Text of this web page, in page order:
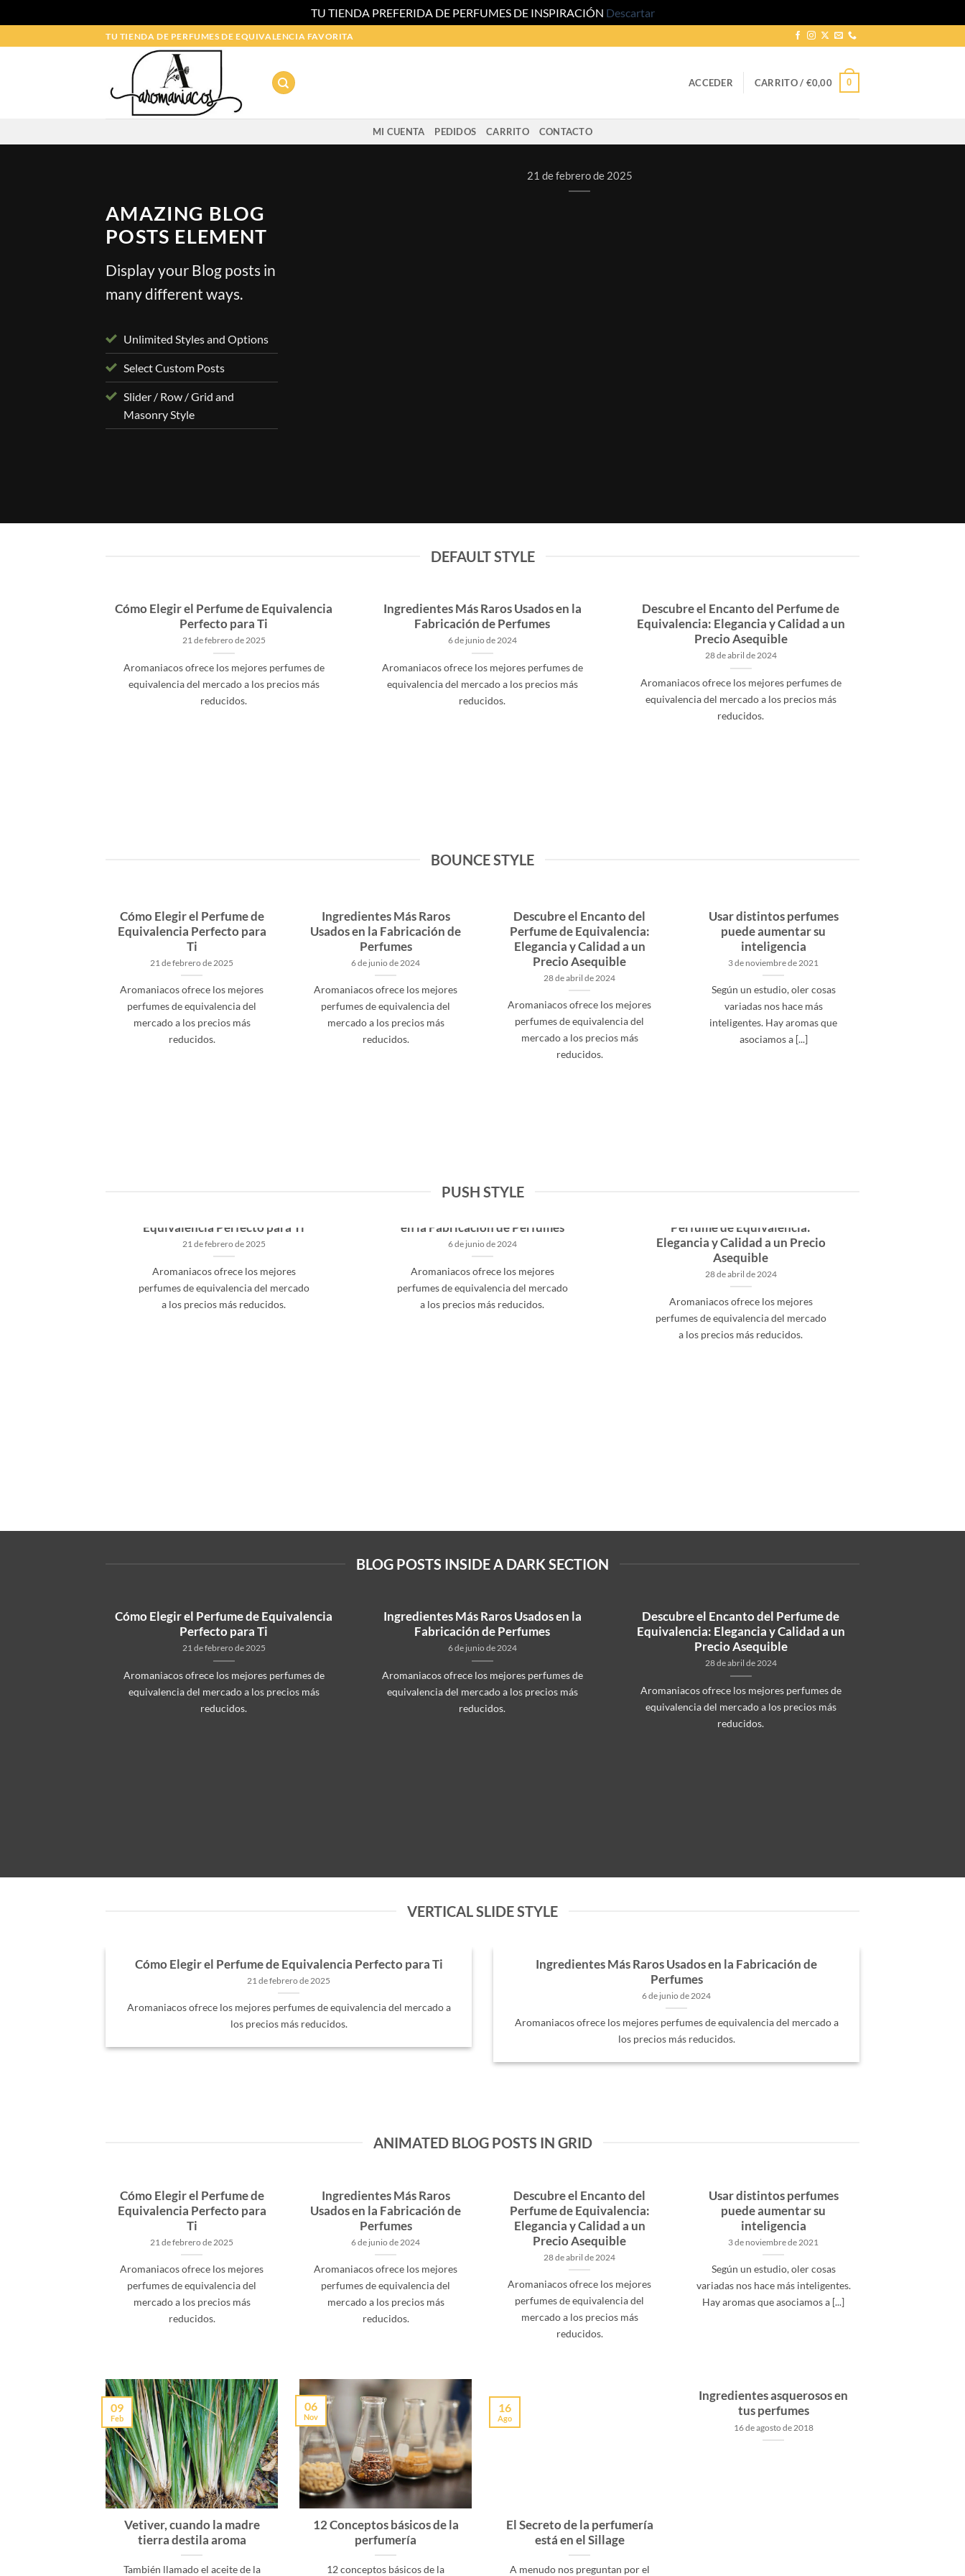
TU TIENDA PREFERIDA DE PERFUMES DE INSPIRACIÓN Descartar
al
TU TIENDA DE PERFUMES DE EQUIVALENCIA FAVORITA
ACCEDER CARRITO / €0,00 0
MI CUENTA PEDIDOS CARRITO CONTACTO
AMAZING BLOG
POSTS ELEMENT
Display your Blog posts in
many different ways.
Unlimited Styles and Options
Select Custom Posts
Slider / Row / Grid and
Masonry Style
ARTÍCULOS
21 de febrero de 2025
DEFAULT STYLE
Cómo Elegir el Perfume de Equivalencia
Perfecto para Ti
21 de febrero de 2025
Aromaniacos ofrece los mejores perfumes de
equivalencia del mercado a los precios más
reducidos.
Ingredientes Más Raros Usados en la
Fabricación de Perfumes
6 de junio de 2024
Aromaniacos ofrece los mejores perfumes de
equivalencia del mercado a los precios más
reducidos.
Descubre el Encanto del Perfume de
Equivalencia: Elegancia y Calidad a un
Precio Asequible
28 de abril de 2024
Aromaniacos ofrece los mejores perfumes de
equivalencia del mercado a los precios más
reducidos.
BOUNCE STYLE
Cómo Elegir el Perfume de
Equivalencia Perfecto para
Ti
21 de febrero de 2025
Aromaniacos ofrece los mejores
perfumes de equivalencia del
mercado a los precios más
reducidos.
Ingredientes Más Raros
Usados en la Fabricación de
Perfumes
6 de junio de 2024
Aromaniacos ofrece los mejores
perfumes de equivalencia del
mercado a los precios más
reducidos.
Descubre el Encanto del
Perfume de Equivalencia:
Elegancia y Calidad a un
Precio Asequible
28 de abril de 2024
Aromaniacos ofrece los mejores
perfumes de equivalencia del
mercado a los precios más
reducidos.
Usar distintos perfumes
puede aumentar su
inteligencia
3 de noviembre de 2021
Según un estudio, oler cosas
variadas nos hace más
inteligentes. Hay aromas que
asociamos a [...]
PUSH STYLE
Equivalencia Perfecto para Ti
21 de febrero de 2025
Aromaniacos ofrece los mejores
perfumes de equivalencia del mercado
a los precios más reducidos.
en la Fabricación de Perfumes
6 de junio de 2024
Aromaniacos ofrece los mejores
perfumes de equivalencia del mercado
a los precios más reducidos.
Perfume de Equivalencia:
Elegancia y Calidad a un Precio
Asequible
28 de abril de 2024
Aromaniacos ofrece los mejores
perfumes de equivalencia del mercado
a los precios más reducidos.
BLOG POSTS INSIDE A DARK SECTION
Cómo Elegir el Perfume de Equivalencia
Perfecto para Ti
21 de febrero de 2025
Aromaniacos ofrece los mejores perfumes de
equivalencia del mercado a los precios más
reducidos.
Ingredientes Más Raros Usados en la
Fabricación de Perfumes
6 de junio de 2024
Aromaniacos ofrece los mejores perfumes de
equivalencia del mercado a los precios más
reducidos.
Descubre el Encanto del Perfume de
Equivalencia: Elegancia y Calidad a un
Precio Asequible
28 de abril de 2024
Aromaniacos ofrece los mejores perfumes de
equivalencia del mercado a los precios más
reducidos.
VERTICAL SLIDE STYLE
Cómo Elegir el Perfume de Equivalencia Perfecto para Ti
21 de febrero de 2025
Aromaniacos ofrece los mejores perfumes de equivalencia del mercado a
los precios más reducidos.
Ingredientes Más Raros Usados en la Fabricación de
Perfumes
6 de junio de 2024
Aromaniacos ofrece los mejores perfumes de equivalencia del mercado a
los precios más reducidos.
ANIMATED BLOG POSTS IN GRID
Cómo Elegir el Perfume de
Equivalencia Perfecto para
Ti
21 de febrero de 2025
Aromaniacos ofrece los mejores
perfumes de equivalencia del
mercado a los precios más
reducidos.
Ingredientes Más Raros
Usados en la Fabricación de
Perfumes
6 de junio de 2024
Aromaniacos ofrece los mejores
perfumes de equivalencia del
mercado a los precios más
reducidos.
Descubre el Encanto del
Perfume de Equivalencia:
Elegancia y Calidad a un
Precio Asequible
28 de abril de 2024
Aromaniacos ofrece los mejores
perfumes de equivalencia del
mercado a los precios más
reducidos.
Usar distintos perfumes
puede aumentar su
inteligencia
3 de noviembre de 2021
Según un estudio, oler cosas
variadas nos hace más inteligentes.
Hay aromas que asociamos a [...]
Vetiver, cuando la madre
tierra destila aroma
También llamado el aceite de la
09
Feb
12 Conceptos básicos de la
perfumería
12 conceptos básicos de la
06
Nov
El Secreto de la perfumería
está en el Sillage
A menudo nos preguntan por el
16
Ago
Ingredientes asquerosos en
tus perfumes
16 de agosto de 2018